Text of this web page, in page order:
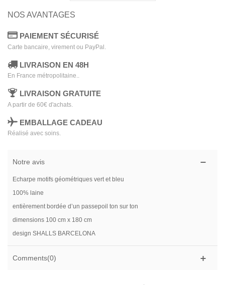
NOS AVANTAGES
PAIEMENT SÉCURISÉ
Carte bancaire, virement ou PayPal.
LIVRAISON EN 48H
En France métropolitaine..
LIVRAISON GRATUITE
A partir de 60€ d'achats.
EMBALLAGE CADEAU
Réalisé avec soins.
Notre avis
Echarpe motifs géométriques vert et bleu
100% laine
entièrement bordée d’un passepoil ton sur ton
dimensions 100 cm x 180 cm
design SHALLS BARCELONA
Comments(0)